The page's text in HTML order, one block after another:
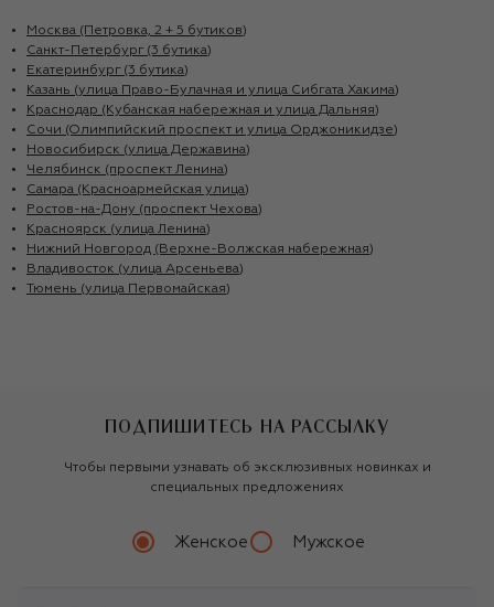
Москва (Петровка, 2 + 5 бутиков)
Санкт-Петербург (3 бутика)
Екатеринбург (3 бутика)
Казань (улица Право-Булачная и улица Сибгата Хакима)
Краснодар (Кубанская набережная и улица Дальняя)
Сочи (Олимпийский проспект и улица Орджоникидзе)
Новосибирск (улица Державина)
Челябинск (проспект Ленина)
Самара (Красноармейская улица)
Ростов-на-Дону (проспект Чехова)
Красноярск (улица Ленина)
Нижний Новгород (Верхне-Волжская набережная)
Владивосток (улица Арсеньева)
Тюмень (улица Первомайская)
ПОДПИШИТЕСЬ НА РАССЫЛКУ
Чтобы первыми узнавать об эксклюзивных новинках и
специальных предложениях
Женское Мужское